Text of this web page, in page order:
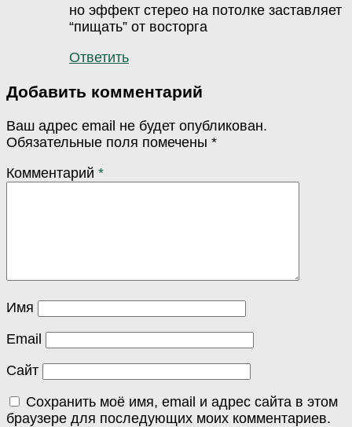
но эффект стерео на потолке заставляет
“пищать” от восторга
Ответить
Добавить комментарий
Ваш адрес email не будет опубликован.
Обязательные поля помечены *
Комментарий *
Имя
Email
Сайт
Сохранить моё имя, email и адрес сайта в этом
браузере для последующих моих комментариев.